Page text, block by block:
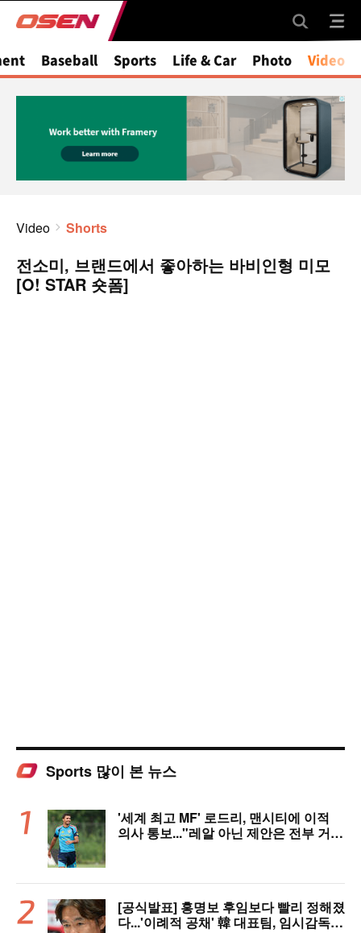
Baseball Sports Life & Car Photo Video
Video Shorts
전소미, 브랜드에서 좋아하는 바비인형 미모
[O! STAR 숏폼]
Sports 많이 본 뉴스
'세계 최고 MF' 로드리, 맨시티에 이적
의사 통보..."레알 아닌 제안은 전부 거
[공식발표] 홍명보 후임보다 빨리 정해졌
다...'이례적 공채' 韓 대표팀, 임시감독